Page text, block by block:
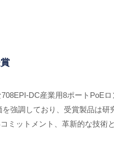
DC産業用8ポートPoE
強調しており、受賞製品は研
ミットメント、革新的な技術